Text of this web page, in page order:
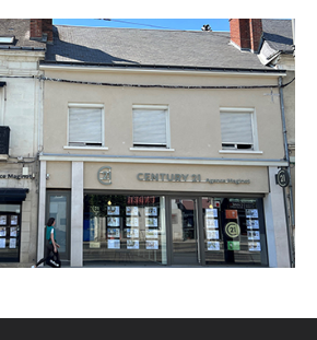
21 Agence Maginot
avenue Maginot
TOURS - 37100
Envoyer un message
Téléphoner à l'agence